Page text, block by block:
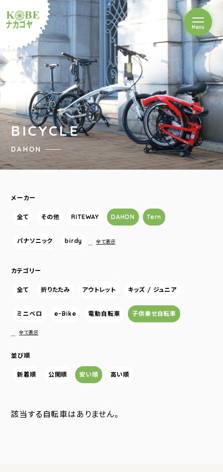
ルショップナカゴヤ
Menuを開閉
BICYCLE
DAHON
メーカー
全て その他 RITEWAY DAHON Tern
パナソニック birdy … 全て表示
カテゴリー
全て 折りたたみ アウトレット キッズ / ジュニア
ミニベロ e-Bike 電動自転車 子供乗せ自転車
… 全て表示
並び順
新着順 公開順 安い順 高い順
該当する自転車はありません。